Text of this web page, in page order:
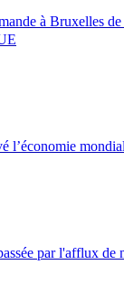
à Bruxelles de
l’économie
par l'afflux de